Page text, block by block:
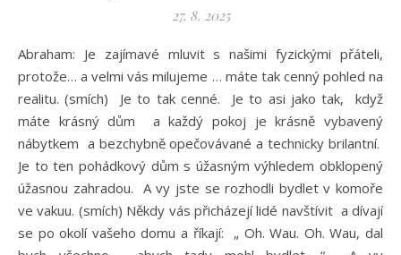
27. 8. 2025
Abraham: Je zajímavé mluvit s našimi fyzickými přáteli,
protože… a velmi vás milujeme … máte tak cenný pohled na
realitu. (smích) Je to tak cenné. Je to asi jako tak, když
máte krásný dům a každý pokoj je krásně vybavený
nábytkem a bezchybně opečovávané a technicky brilantní.
Je to ten pohádkový dům s úžasným výhledem obklopený
úžasnou zahradou. A vy jste se rozhodli bydlet v komoře
ve vakuu. (smích) Někdy vás přicházejí lidé navštívit a dívají
se po okolí vašeho domu a říkají: „ Oh. Wau. Oh. Wau, dal